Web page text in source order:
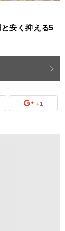
安く抑える5
+1